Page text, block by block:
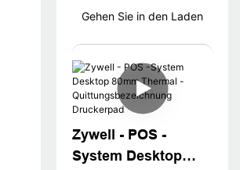
Gehen Sie in den Laden
Zywell - POS -
System Desktop